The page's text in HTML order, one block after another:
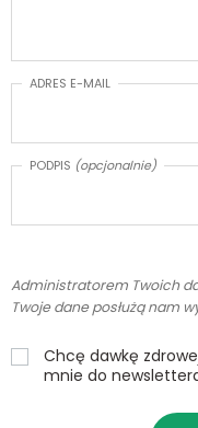
ADRES E-MAIL
PODPIS (opcjonalnie)
Administratorem Twoich
Twoje dane posłużą nam
Chcę dawkę
mnie do